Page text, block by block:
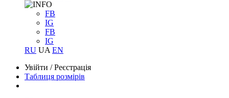
FB
IG
FB
IG
RU UA EN
Увійти /Реєстрація
Таблиця розмірів